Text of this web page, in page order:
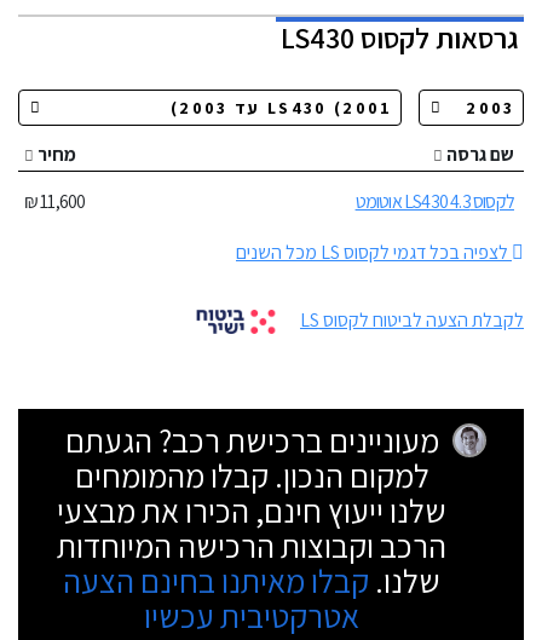
גרסאותלקסוס LS430
שם גרסה
מחיר
לקסוס LS430 4.3 אוטומט
11,600 ₪
לצפיה בכל דגמי לקסוס LS מכל השנים
לקבלת הצעה לביטוח לקסוס LS
מעוניינים ברכישת רכב? הגעתם
למקום הנכון. קבלו מהמומחים
שלנו ייעוץ חינם, הכירו את מבצעי
הרכב וקבוצות הרכישה המיוחדות
שלנו. קבלו מאיתנו בחינם הצעה
אטרקטיבית עכשיו